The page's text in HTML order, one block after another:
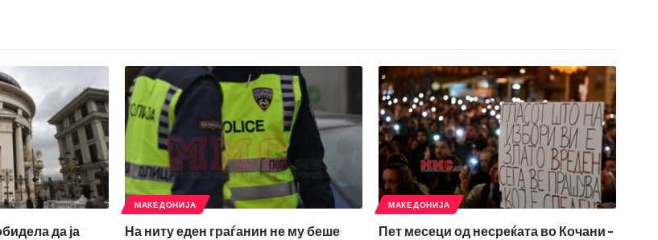
да ја
МАКЕДОНИЈА
На ниту еден граѓанин не му беше
МАКЕДОНИЈА
Пет месеци од несреќата во Кочани –